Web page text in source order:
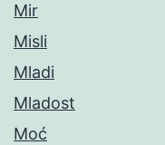
Mir
Misli
Mladi
Mladost
Moć